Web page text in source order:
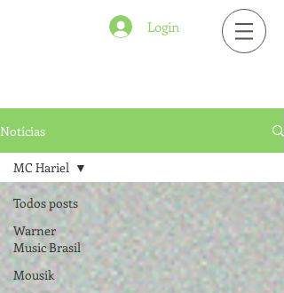
Login
Notícias
Todos posts
Warner
Music Brasil
Mousik
MC Hariel